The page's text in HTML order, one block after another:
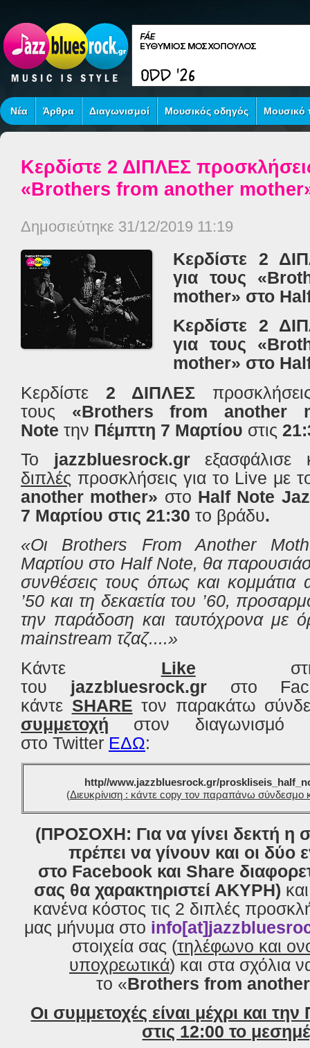
Νέα Άρθρα Διαγωνισμοί Μουσικός οδηγός Μουσικό
Κερδίστε 2 ΔΙΠΛΕΣ
«Brothers from another
Δημοσιεύτηκε 31/12/2019 11:19
Κερδίστε 2
για τους
mother» στο
Κερδίστε 2
για τους
mother» στο
Κερδίστε 2 ΔΙΠΛΕΣ
τους «Brothers from another
Note την Πέμπτη 7 Μαρτίου στις
Το jazzbluesrock.grεξασφάλισε
διπλές προσκλήσεις για το Live με
another mother» στο Half Note
7 Μαρτίου στις 21:30 το βράδυ.
«Οι Brothers From Another
Μαρτίου στο Half Note, θα
συνθέσεις τους όπως και κομμάτια
’50 και τη δεκαετία του ’60,
την παράδοση και ταυτόχρονα με
mainstream τζαζ....»
Κάντε Like στη
του jazzbluesrock.grστο
κάντε SHARE τον παρακάτω
συμμετοχή στον διαγωνισμό
στο Twitter ΕΔΩ:
http//www.jazzbluesrock.gr/
(Διευκρίνιση : κάντε copy τον παραπάνω σύνδεσμο
(ΠΡΟΣΟΧΗ: Για να γίνει δεκτή η
πρέπει να γίνουν και οι δύο
στο Facebook και Share
σας θα χαρακτηριστεί ΑΚΥΡΗ)
κανένα κόστος τις 2 διπλές
μας μήνυμα στο info[
στοιχεία σας (τηλέφωνο και
υποχρεωτικά) και στα σχόλια
το «Brothers from
Οι συμμετοχές είναι μέχρι και
στις 12:00 το